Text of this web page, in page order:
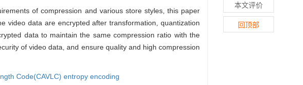
of compression and various store styles, this paper
video data are encrypted after transformation, quantization
data to maintain the same compression ratio with the
of video data, and ensure quality and high compression
Code(CAVLC) entropy encoding
本文评价
回顶部